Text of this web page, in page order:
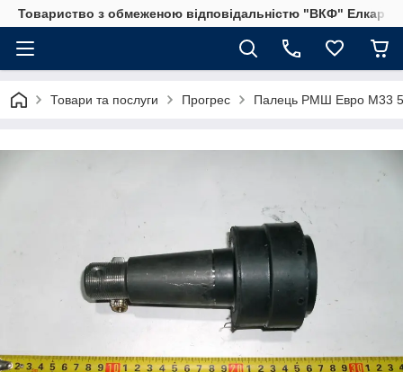
Товариство з обмеженою відповідальністю "ВКФ" Елкар"
Товари та послуги Прогрес Палець РМШ Евро М33